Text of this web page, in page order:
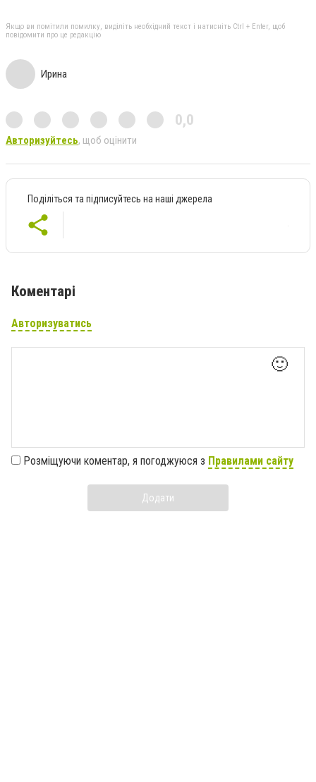
Якщо ви помітили помилку, виділіть необхідний текст і натисніть Ctrl + Enter, щоб
повідомити про це редакцію
Ирина
0,0
Авторизуйтесь, щоб оцінити
Поділіться та підписуйтесь на наші джерела
Коментарі
Авторизуватись
🙂
Розміщуючи коментар, я погоджуюся з Правилами сайту
Додати